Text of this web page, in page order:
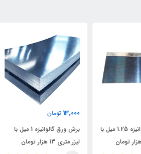
برش ورق گالوانیزه 1.25 میل با
13,000 تومان
برش ورق گالوانیزه 1 میل با
لیزر متری 13 هزار تومان